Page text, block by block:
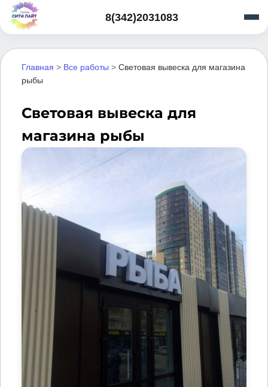
8(342)2031083
Главная > Все работы > Световая вывеска для магазина
рыбы
Световая вывеска для
магазина рыбы